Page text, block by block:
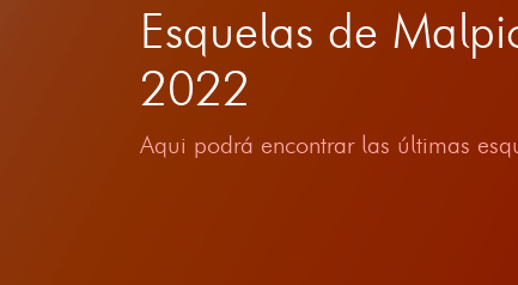
Esquelas de
2022
Aqui podrá encontrar las últimas